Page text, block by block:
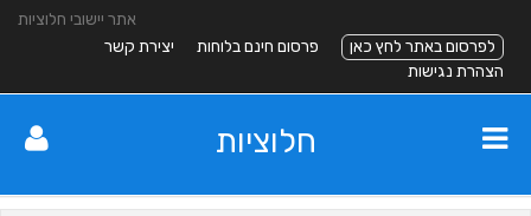
אתר יישובי חלוציות
לפרסום באתר לחץ כאן
פרסום חינם בלוחות
יצירת קשר
הצהרת נגישות
חלוציות